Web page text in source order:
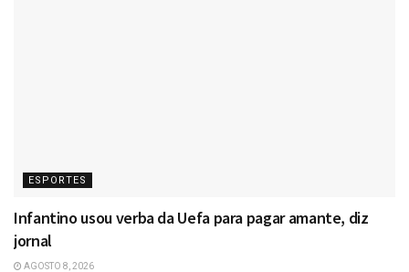
ESPORTES
Infantino usou verba da Uefa para pagar amante, diz
jornal
AGOSTO 8, 2026